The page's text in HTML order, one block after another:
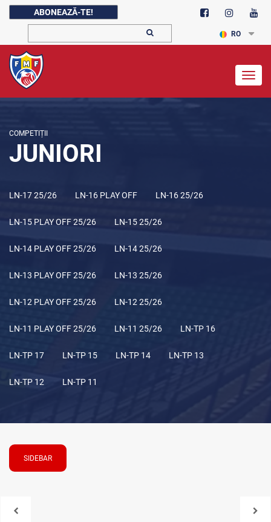
ABONEAZĂ-TE!
RO
COMPETIȚII
JUNIORI
LN-17 25/26 LN-16 PLAY OFF LN-16 25/26
LN-15 PLAY OFF 25/26 LN-15 25/26
LN-14 PLAY OFF 25/26 LN-14 25/26
LN-13 PLAY OFF 25/26 LN-13 25/26
LN-12 PLAY OFF 25/26 LN-12 25/26
LN-11 PLAY OFF 25/26 LN-11 25/26 LN-TP 16
LN-TP 17 LN-TP 15 LN-TP 14 LN-TP 13
LN-TP 12 LN-TP 11
SIDEBAR